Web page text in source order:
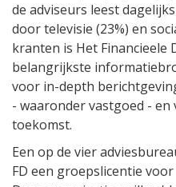
de adviseurs leest
door televisie (23%) en
kranten is Het Financieele
belangrijkste
voor in-depth
- waaronder vastgoed - en
toekomst.
Een op de vier
FD een groepslicentie